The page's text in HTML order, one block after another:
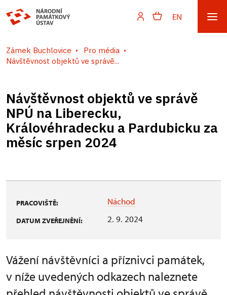
EN
Zámek Buchlovice
Pro média
Návštěvnost objektů ve správě...
Návštěvnost objektů ve správě
NPÚ na Liberecku,
Královéhradecku a Pardubicku za
měsíc srpen 2024
PRACOVIŠTĚ: Náchod
DATUM ZVEŘEJNĚNÍ: 2. 9. 2024
Vážení návštěvníci a příznivci památek,
v níže uvedených odkazech naleznete